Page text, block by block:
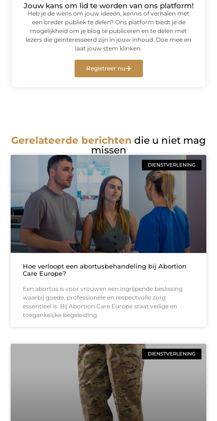
Jouw kans om lid te worden van ons platform!
Heb je de wens om jouw ideeën, kennis of verhalen met
een breder publiek te delen? Ons platform biedt je de
mogelijkheid om je blog te publiceren en te delen met
lezers die geïnteresseerd zijn in jouw inhoud. Doe mee en
laat jouw stem klinken.
Registreer nu
Gerelateerde berichten die u niet mag
missen
DIENSTVERLENING
Hoe verloopt een abortusbehandeling bij Abortion
Care Europe?
Een abortus is voor vrouwen een ingrijpende beslissing
waarbij goede, professionele en respectvolle zorg
essentieel is. Bij Abortion Care Europe staat veilige en
toegankelijke begeleiding
DIENSTVERLENING